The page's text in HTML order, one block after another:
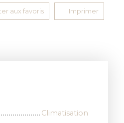
aux favoris Imprimer
Climatisation